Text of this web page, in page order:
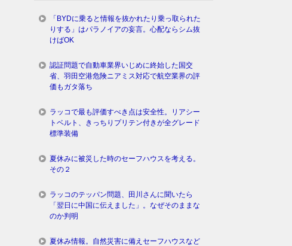
「BYDに乗ると情報を抜かれたり乗っ取られた
りする」はパラノイアの妄言。心配ならシム抜
けばOK
認証問題で自動車業界いじめに終始した国交
省、羽田空港危険ニアミス対応で航空業界の評
価もガタ落ち
ラッコで最も評価すべき点は安全性。リアシー
トベルト、きっちりプリテン付きが全グレード
標準装備
夏休みに被災した時のセーフハウスを考える。
その２
ラッコのテッパン問題、田川さんに聞いたら
「翌日に中国に伝えました」。なぜそのままな
のか判明
夏休み情報。自然災害に備えセーフハウスなど